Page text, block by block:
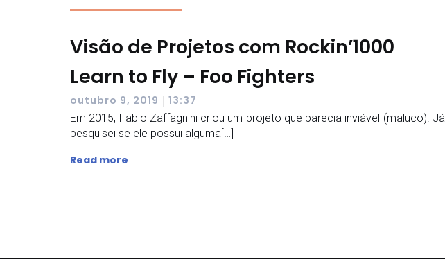
Visão de Projetos com Rockin’1000
Learn to Fly – Foo Fighters
outubro 9, 2019 | 13:37
Em 2015, Fabio Zaffagnini criou um projeto que parecia inviável (maluco). Já
pesquisei se ele possui alguma[…]
Read more